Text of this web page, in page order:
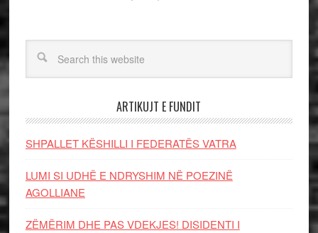
ARTIKUJT E FUNDIT
SHPALLET KËSHILLI I FEDERATËS VATRA
LUMI SI UDHË E NDRYSHIM NË POEZINË
AGOLLIANE
ZËMËRIM DHE PAS VDEKJES! DISIDENTI I